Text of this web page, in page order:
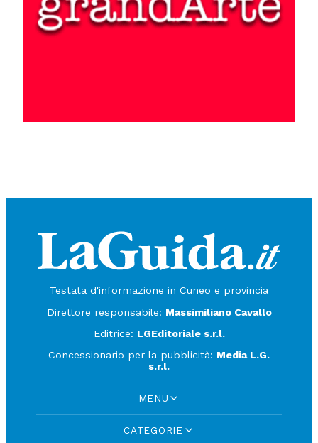
Testata d'informazione in Cuneo e provincia
Direttore responsabile: Massimiliano Cavallo
Editrice: LGEditoriale s.r.l.
Concessionario per la pubblicità: Media L.G.
s.r.l.
MENU
CATEGORIE